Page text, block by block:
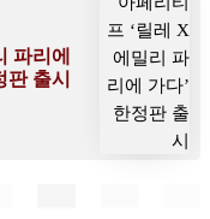
파리에
판 출시